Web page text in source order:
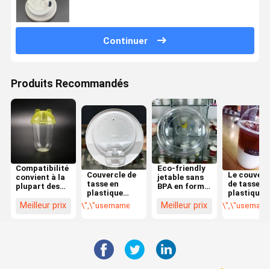
Continuer
Produits Recommandés
Compatibilité
convient à la
plupart des
tasse
Meilleur prix
Couvercle de
tasse en
plastique
certifié
ISO9001
avec la
plupart des
tailles de
\",\"username\":\"Ms. Lucy Lu\"}","","","","meilleur
Eco-friendly
jetable sans
BPA en forme
rond sur les
transparent
Meilleur prix
Le
de tasse en
plastique
l'épreuve